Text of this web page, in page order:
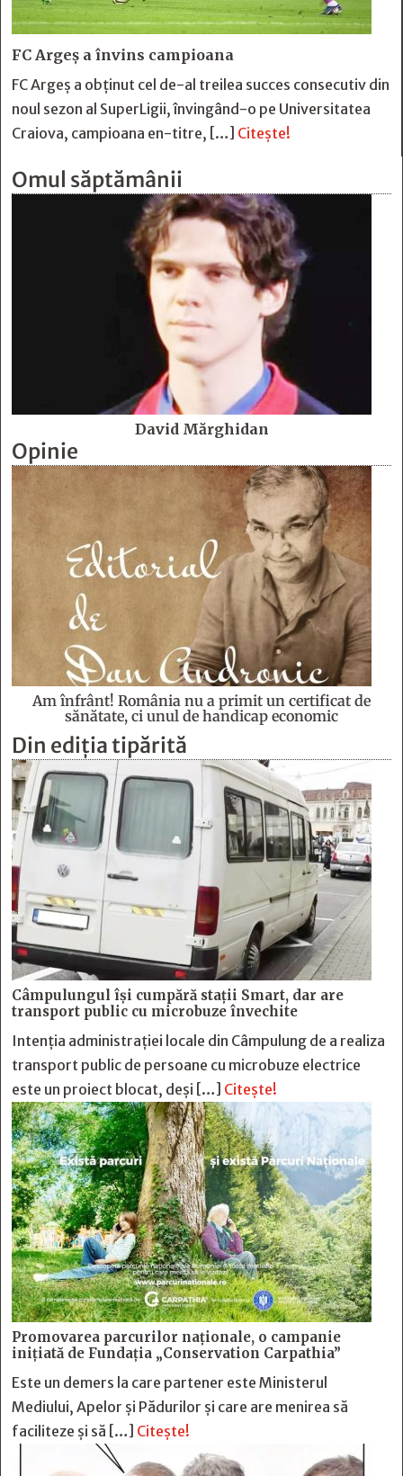
FC Argeş a învins campioana
FC Argeş a obţinut cel de-al treilea succes consecutiv din
noul sezon al SuperLigii, învingând-o pe Universitatea
Craiova, campioana en-titre, […] Citește!
Omul săptămânii
David Mărghidan
Opinie
Am înfrânt! România nu a primit un certificat de
sănătate, ci unul de handicap economic
Din ediția tipărită
Câmpulungul îşi cumpără staţii Smart, dar are
transport public cu microbuze învechite
Intenția administrației locale din Câmpulung de a realiza
transport public de persoane cu microbuze electrice
este un proiect blocat, deși […] Citește!
Promovarea parcurilor naționale, o campanie
inițiată de Fundația „Conservation Carpathia”
Este un demers la care partener este Ministerul
Mediului, Apelor și Pădurilor și care are menirea să
faciliteze și să […] Citește!